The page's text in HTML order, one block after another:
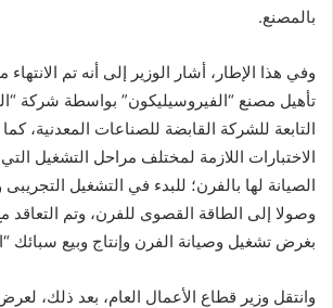
بالمصنع.
وفي هذا الإطار، أشار الوزير إلى أنه تم
تأهيل مصنع “الفيروسيليكون” بواسطة شركة
التابعة للشركة القابضة للصناعات المعدنية،
الاختبارات اللازمة لمختلف مراحل التشغيل
الصيانة لها بالفرن؛ للبدء في التشغيل
وصولا إلى الطاقة القصوى للفرن، وتم التعاقد
بغرض تشغيل وصيانة الفرن وإنتاج وبيع سبائك
وانتقل وزير قطاع الأعمال العام، بعد ذلك،